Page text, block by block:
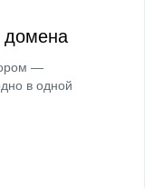
домена
—
в одной